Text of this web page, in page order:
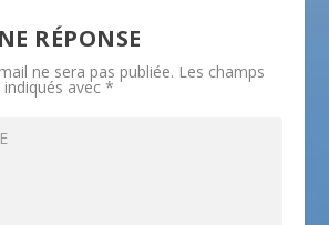
RÉPONSE
ne sera pas publiée. Les champs
avec*